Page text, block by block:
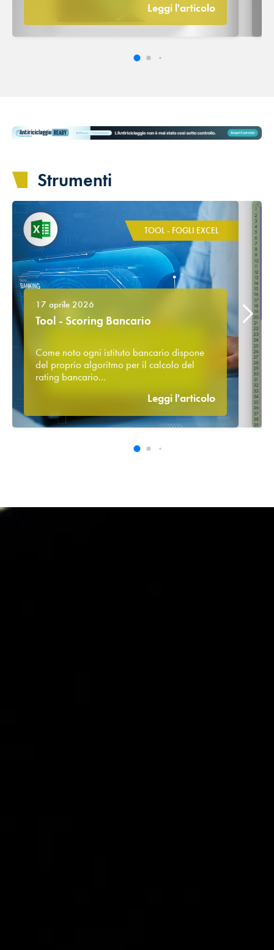
Leggi l'articolo
Strumenti
TOOL - FOGLI EXCEL
17 aprile 2026
Tool - Scoring Bancario
Come noto ogni istituto bancario dispone
del proprio algoritmo per il calcolo del
rating bancario...
Leggi l'articolo